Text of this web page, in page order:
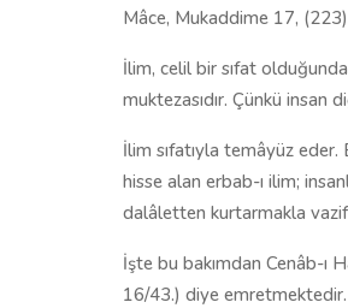
Mâce, Mukaddime 17,
İlim, celil bir sıfat
muktezasıdır. Çünkü insan
İlim sıfatıyla temâyüz eder.
hisse alan erbab-ı ilim;
dalâletten kurtarmakla
İşte bu bakımdan Cenâb-ı
16/43.) diye emretmektedir.